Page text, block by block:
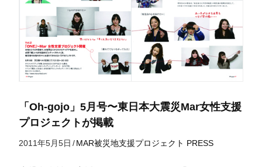
「Oh-gojo」5月号〜東日本大震災Mar女性支援
プロジェクトが掲載
2011年5月5日 /MAR被災地支援プロジェクト PRESS